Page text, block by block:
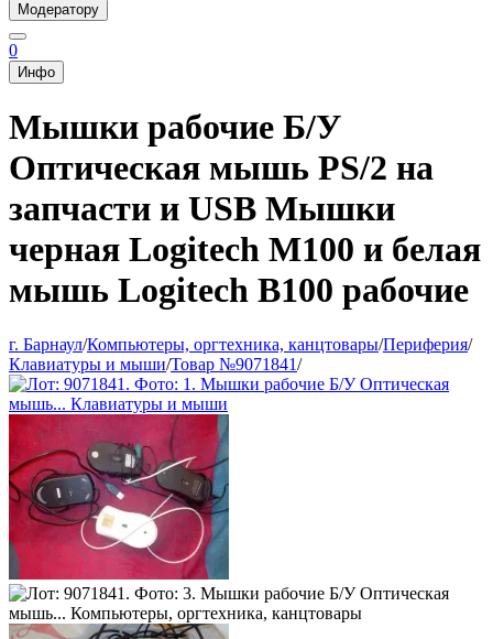
Модератору
0
Инфо
Мышки рабочие Б/У
Оптическая мышь PS/2 на
запчасти и USB Мышки
черная Logitech M100 и белая
мышь Logitech B100 рабочие
г. Барнаул/Компьютеры, оргтехника, канцтовары/Периферия/
Клавиатуры и мыши/Товар №9071841/